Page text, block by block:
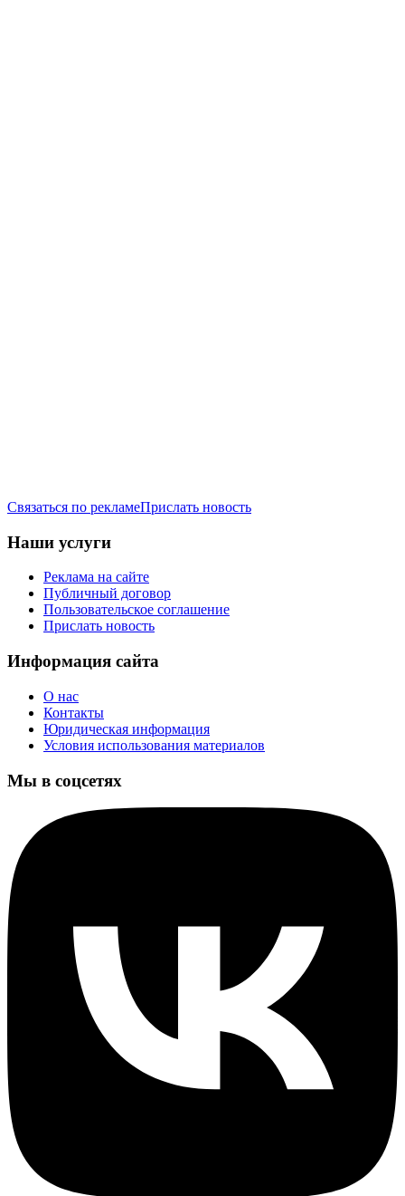
Связаться по рекламеПрислать новость
Наши услуги
Реклама на сайте
Публичный договор
Пользовательское соглашение
Прислать новость
Информация сайта
О нас
Контакты
Юридическая информация
Условия использования материалов
Мы в соцсетях